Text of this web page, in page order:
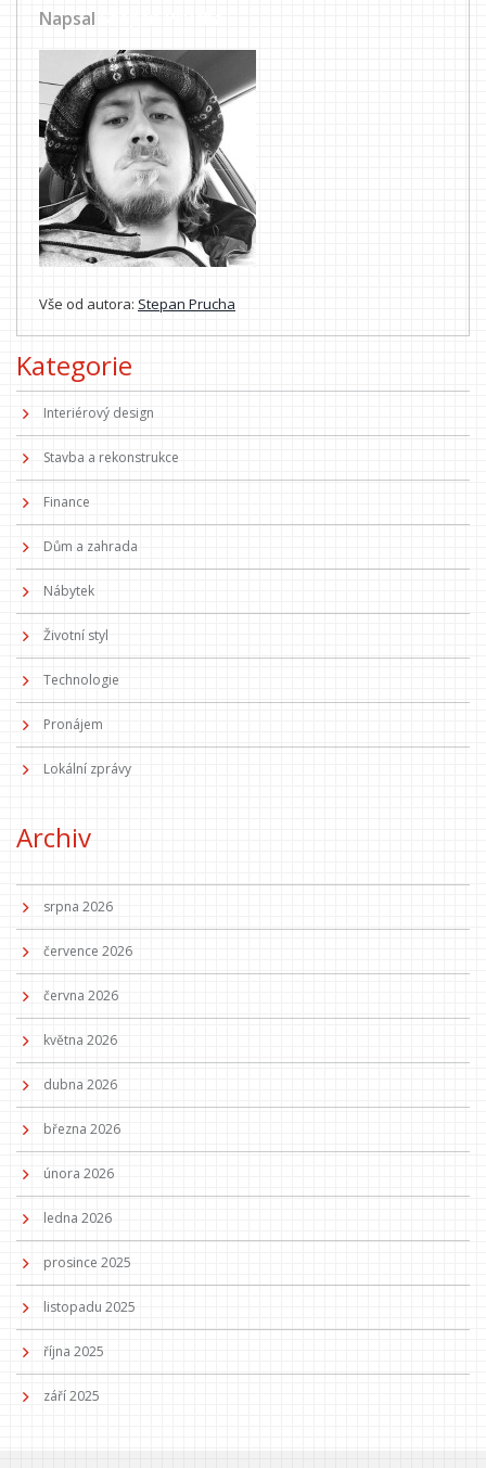
Napsal
Vše od autora: Stepan Prucha
Kategorie
Interiérový design
Stavba a rekonstrukce
Finance
Dům a zahrada
Nábytek
Životní styl
Technologie
Pronájem
Lokální zprávy
Archiv
srpna 2026
července 2026
června 2026
května 2026
dubna 2026
března 2026
února 2026
ledna 2026
prosince 2025
listopadu 2025
října 2025
září 2025